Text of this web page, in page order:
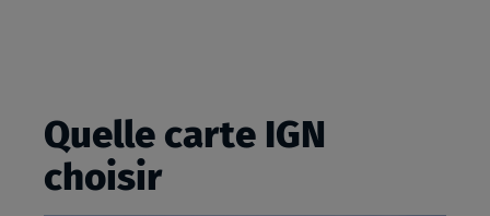
Quelle carte IGN
choisir